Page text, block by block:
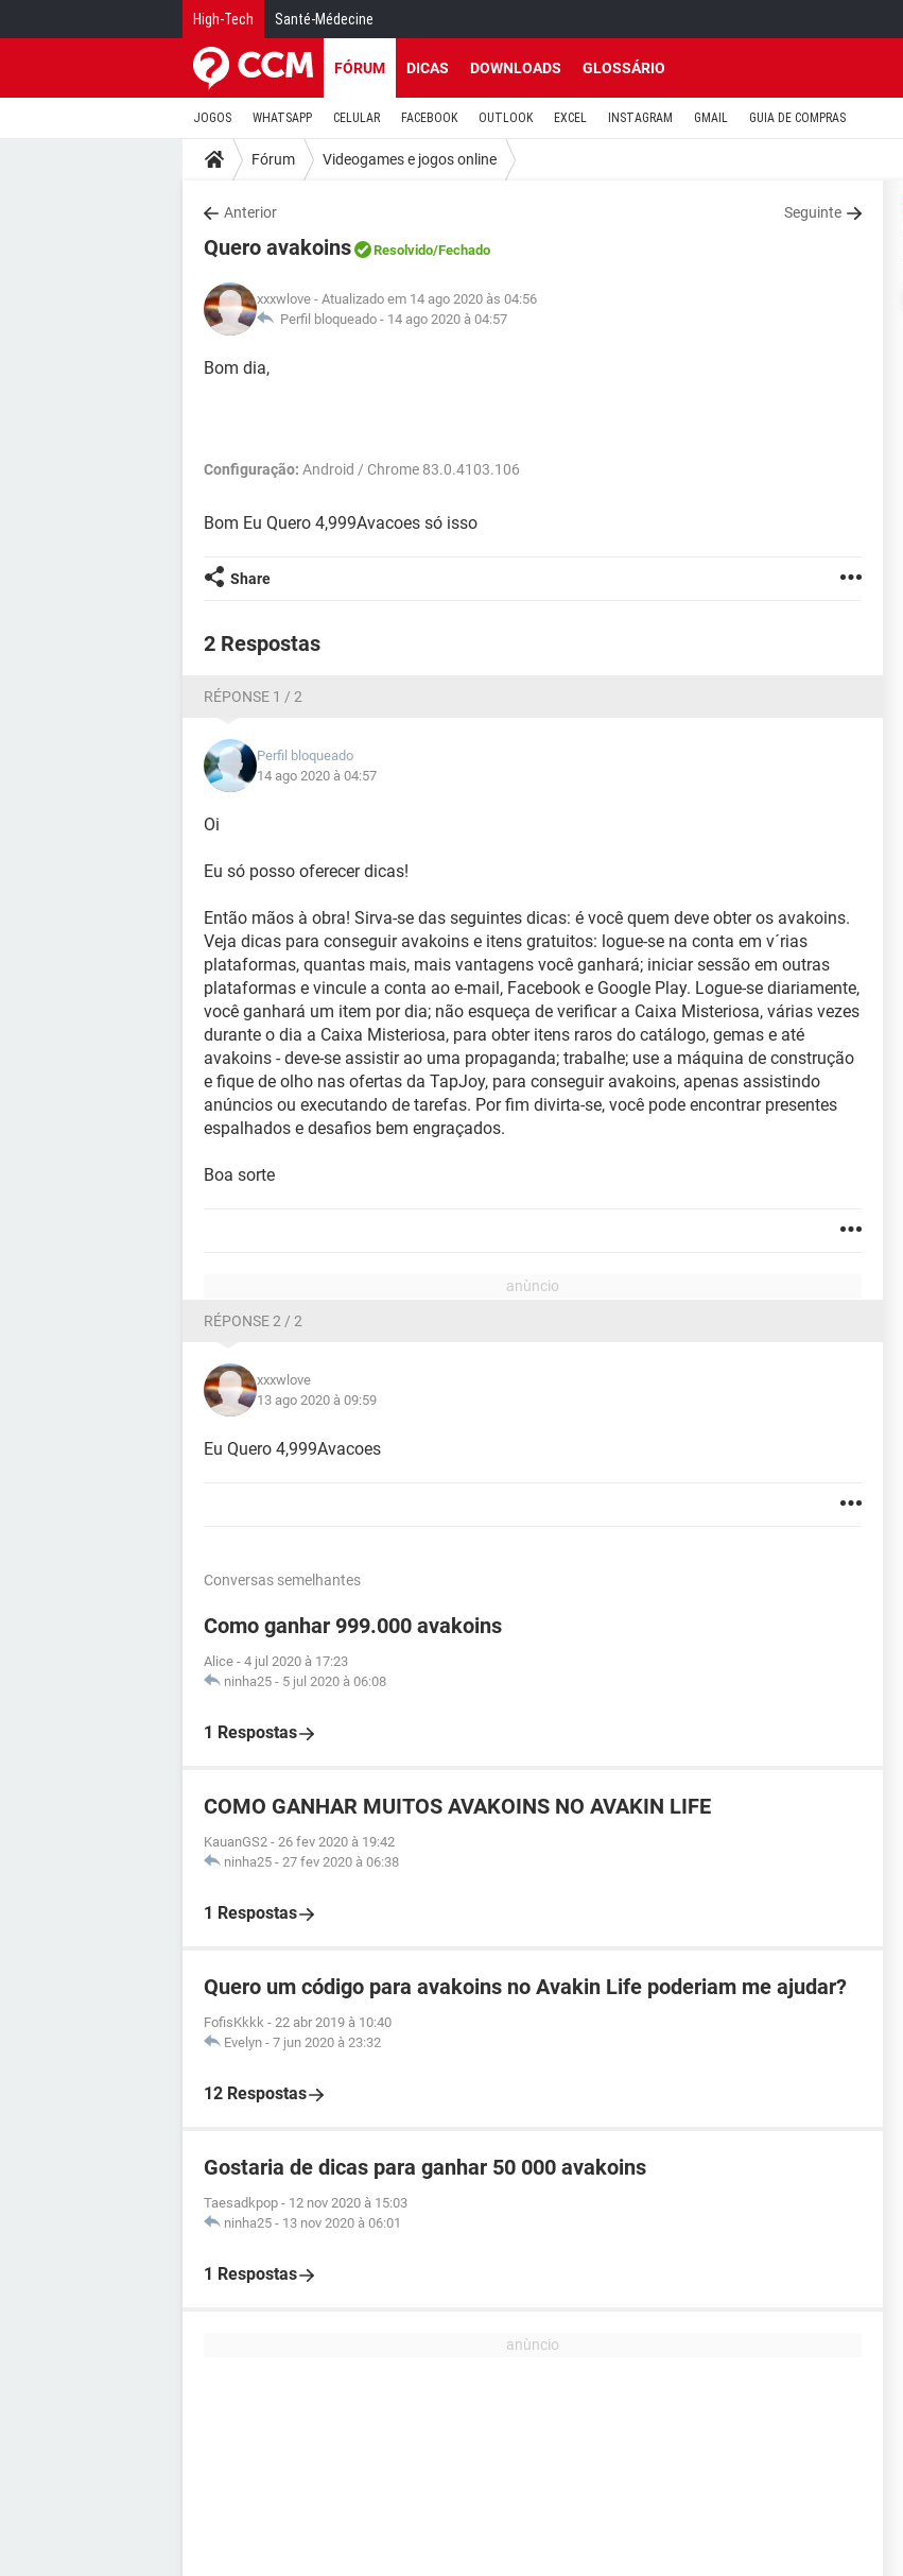
High-Tech Santé-Médecine
FÓRUM DICAS DOWNLOADS GLOSSÁRIO
JOGOS WHATSAPP CELULAR FACEBOOK OUTLOOK EXCEL INSTAGRAM GMAIL GUIA DE COMPRAS
Fórum Videogames e jogos online
Anterior Seguinte
Quero avakoins Resolvido/Fechado
xxxwlove - Atualizado em 14 ago 2020 às 04:56
Perfil bloqueado - 14 ago 2020 à 04:57
Bom dia,
Configuração: Android / Chrome 83.0.4103.106
Bom Eu Quero 4,999Avacoes só isso
Share
2 Respostas
RÉPONSE 1 / 2
Perfil bloqueado
14 ago 2020 à 04:57
Oi
Eu só posso oferecer dicas!
Então mãos à obra! Sirva-se das seguintes dicas: é você quem deve obter os avakoins.
Veja dicas para conseguir avakoins e itens gratuitos: logue-se na conta em v´rias
plataformas, quantas mais, mais vantagens você ganhará; iniciar sessão em outras
plataformas e vincule a conta ao e-mail, Facebook e Google Play. Logue-se diariamente,
você ganhará um item por dia; não esqueça de verificar a Caixa Misteriosa, várias vezes
durante o dia a Caixa Misteriosa, para obter itens raros do catálogo, gemas e até
avakoins - deve-se assistir ao uma propaganda; trabalhe; use a máquina de construção
e fique de olho nas ofertas da TapJoy, para conseguir avakoins, apenas assistindo
anúncios ou executando de tarefas. Por fim divirta-se, você pode encontrar presentes
espalhados e desafios bem engraçados.
Boa sorte
RÉPONSE 2 / 2
xxxwlove
13 ago 2020 à 09:59
Eu Quero 4,999Avacoes
Conversas semelhantes
Como ganhar 999.000 avakoins
Alice - 4 jul 2020 à 17:23
ninha25 - 5 jul 2020 à 06:08
1 Respostas
COMO GANHAR MUITOS AVAKOINS NO AVAKIN LIFE
KauanGS2 - 26 fev 2020 à 19:42
ninha25 - 27 fev 2020 à 06:38
1 Respostas
Quero um código para avakoins no Avakin Life poderiam me ajudar?
FofisKkkk - 22 abr 2019 à 10:40
Evelyn - 7 jun 2020 à 23:32
12 Respostas
Gostaria de dicas para ganhar 50 000 avakoins
Taesadkpop - 12 nov 2020 à 15:03
ninha25 - 13 nov 2020 à 06:01
1 Respostas